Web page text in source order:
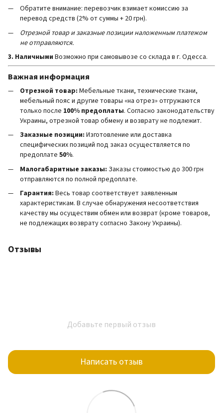
Обратите внимание: перевозчик взимает комиссию за
перевод средств (2% от суммы + 20 грн).
Отрезной товар и заказные позиции наложенным платежом
не отправляются.
3. Наличными Возможно при самовывозе со склада в г. Одесса.
Важная информация
Отрезной товар: Мебельные ткани, технические ткани,
мебельный пояс и другие товары «на отрез» отгружаются
только после 100% предоплаты. Согласно законодательству
Украины, отрезной товар обмену и возврату не подлежит.
Заказные позиции: Изготовление или доставка
специфических позиций под заказ осуществляется по
предоплате 50%.
Малогабаритные заказы: Заказы стоимостью до 300 грн
отправляются по полной предоплате.
Гарантия: Весь товар соответствует заявленным
характеристикам. В случае обнаружения несоответствия
качеству мы осуществим обмен или возврат (кроме товаров,
не подлежащих возврату согласно Закону Украины).
Отзывы
Добавьте первый отзыв
Написать отзыв